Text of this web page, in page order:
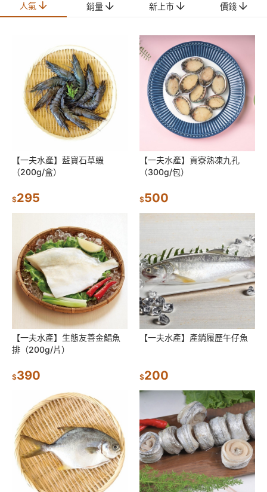
人氣 銷量 新上市 價錢
【一夫水產】藍寶石草蝦
（200g/盒）
$295
【一夫水產】貢寮熟凍九孔
（300g/包）
$500
【一夫水產】生態友善金鯧魚
排（200g/片）
$390
【一夫水產】產銷履歷午仔魚
$200